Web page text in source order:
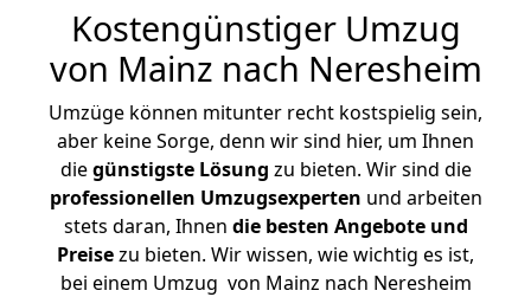
Kostengünstiger Umzug
von Mainz nach Neresheim
Umzüge können mitunter recht kostspielig sein,
aber keine Sorge, denn wir sind hier, um Ihnen
diegünstigste Lösung zu bieten. Wir sind die
professionellen Umzugsexperten und arbeiten
stets daran, Ihnen die besten Angebote und
Preisezu bieten. Wir wissen, wie wichtig es ist,
bei einem Umzug von Mainz nach Neresheim